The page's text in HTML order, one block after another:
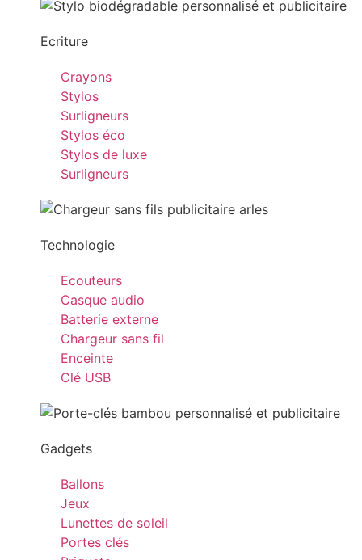
Ecriture
Crayons
Stylos
Surligneurs
Stylos éco
Stylos de luxe
Surligneurs
Technologie
Ecouteurs
Casque audio
Batterie externe
Chargeur sans fil
Enceinte
Clé USB
Gadgets
Ballons
Jeux
Lunettes de soleil
Portes clés